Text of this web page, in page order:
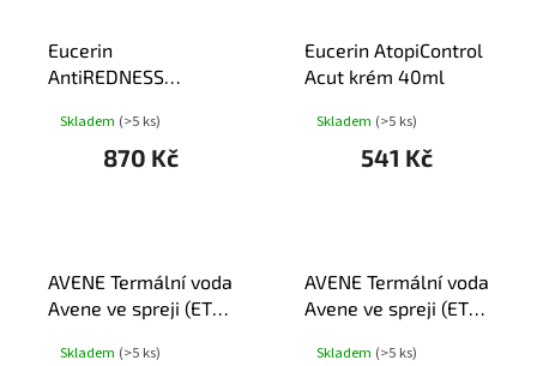
Eucerin
AntiREDNESS
krém 50ml
Skladem (>5 ks)
870 Kč
Eucerin AtopiControl
Acut krém 40ml
Skladem (>5 ks)
541 Kč
AVENE Termální voda
Avene ve spreji (ETA)
Skladem (>5 ks)
AVENE Termální voda
Avene ve spreji (ETA)
Skladem (>5 ks)